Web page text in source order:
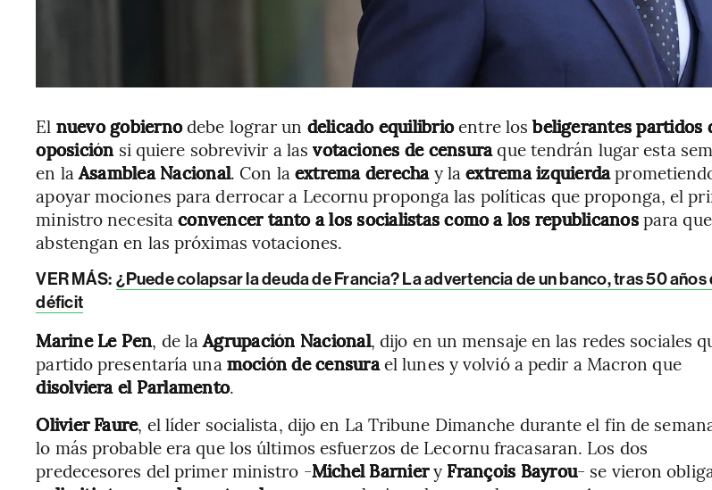
El nuevo gobiernodebe lograr un delicado equilibrioentre losbeligerantes partidos
oposición si quiere sobrevivir a lasvotaciones de censuraque tendrán lugar esta
en laAsamblea Nacional. Con la extrema derechay laextrema izquierda
apoyar mociones para derrocar a Lecornu proponga las políticas que proponga, el
ministro necesitaconvencer tanto a los socialistas como a los republicanospara
abstengan en las próximas votaciones.
VER MÁS: ¿Puede colapsar la deuda de Francia? La advertencia de un banco, tras 50 años
déficit
Marine Le Pen, de laAgrupación Nacional, dijo en un mensaje en las redes sociales
partido presentaría una moción de censurael lunes y volvió a pedir a Macron que
disolviera el Parlamento.
Olivier Faure, el líder socialista, dijo en La Tribune Dimanche durante el fin de
lo más probable era que los últimos esfuerzos de Lecornu fracasaran. Los dos
predecesores del primer ministro -Michel Barniery François Bayrou- se vieron